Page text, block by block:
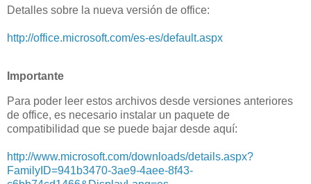
Detalles sobre la nueva versión de office:
http://office.microsoft.com/es-es/default.aspx
Importante
Para poder leer estos archivos desde versiones anteriores
de office, es necesario instalar un paquete de
compatibilidad que se puede bajar desde aquí:
http://www.microsoft.com/downloads/details.aspx?
FamilyID=941b3470-3ae9-4aee-8f43-